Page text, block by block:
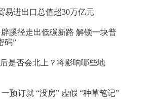
易进出口总值超30万亿元
蹊径走出低碳新路 解锁一块普
码”
是否会北上？将影响哪些地
预订就 “没房” 虚假 “种草笔记”